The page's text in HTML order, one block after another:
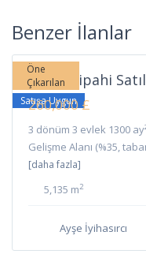
Benzer İlanlar
İskele
Öne
Çıkarılan
Satışa Uygun
İskele Sipahi
260,000 £
3 dönüm 3 evlek 1300
Gelişme Alanı (%35,
[daha fazla]
5,135 m2
Ayşe İyihasırcı